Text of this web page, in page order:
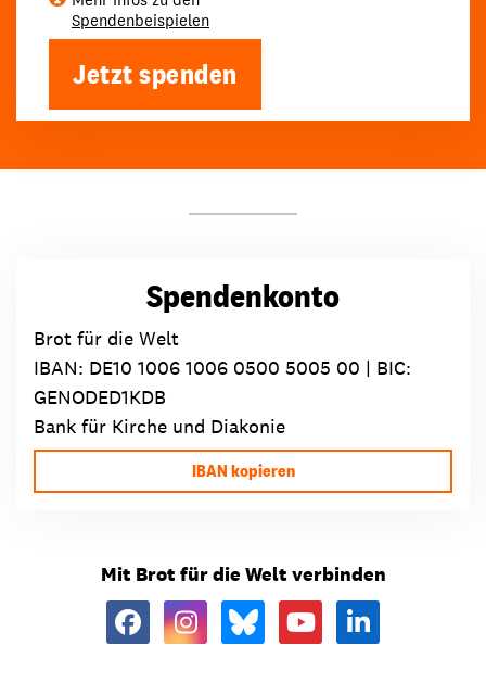
Spendenbeispielen
Jetzt spenden
Spendenkonto
Brot für die Welt
IBAN: DE10 1006 1006 0500 5005 00 | BIC:
GENODED1KDB
Bank für Kirche und Diakonie
IBAN kopieren
Mit Brot für die Welt verbinden